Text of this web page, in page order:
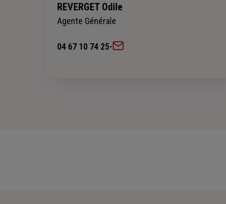
REVERGET Odile
Agente Générale
04 67 10 74 25-